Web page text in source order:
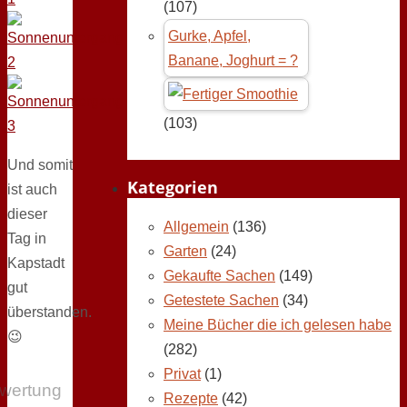
Und somit
ist auch
dieser
Tag in
Kapstadt
gut
überstanden.
😉
(107)
Gurke, Apfel,
Banane, Joghurt = ?
(103)
Kategorien
Allgemein (136)
Garten (24)
Gekaufte Sachen (149)
Getestete Sachen (34)
Meine Bücher die ich gelesen habe
(282)
Privat(1)
Rezepte (42)